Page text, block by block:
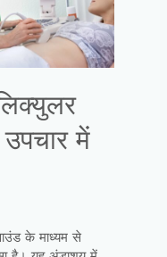
में
के माध्यम से